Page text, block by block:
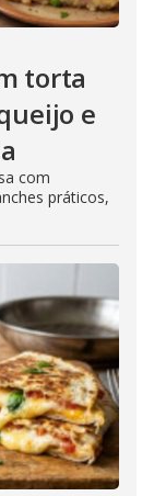
torta
e
com
práticos,